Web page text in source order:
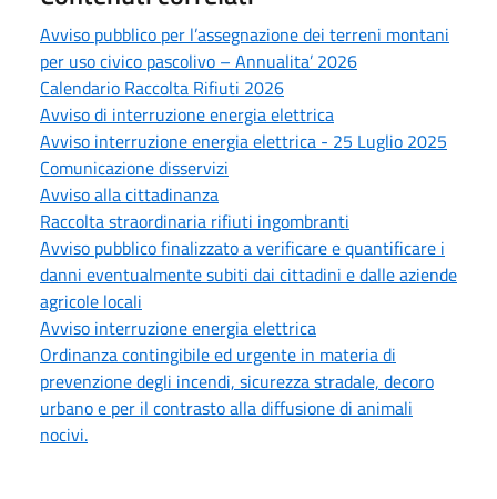
Avviso pubblico per l’assegnazione dei terreni montani
per uso civico pascolivo – Annualita’ 2026
Calendario Raccolta Rifiuti 2026
Avviso di interruzione energia elettrica
Avviso interruzione energia elettrica - 25 Luglio 2025
Comunicazione disservizi
Avviso alla cittadinanza
Raccolta straordinaria rifiuti ingombranti
Avviso pubblico finalizzato a verificare e quantificare i
danni eventualmente subiti dai cittadini e dalle aziende
agricole locali
Avviso interruzione energia elettrica
Ordinanza contingibile ed urgente in materia di
prevenzione degli incendi, sicurezza stradale, decoro
urbano e per il contrasto alla diffusione di animali
nocivi.